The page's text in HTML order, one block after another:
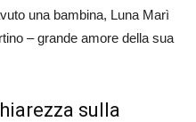
una bambina, Luna Marì
– grande amore della sua
sulla